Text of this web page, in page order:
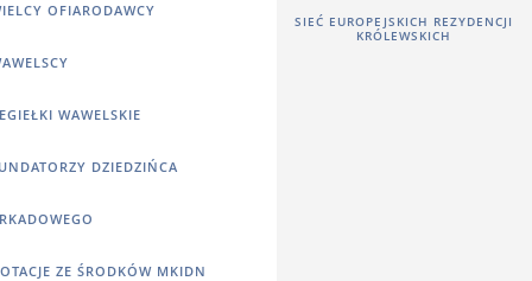
OFIARODAWCY
WAWELSKIE
DZIEDZIŃCA
ZE ŚRODKÓW MKIDN
SIEĆ EUROPEJSKICH REZYDENCJI
KRÓLEWSKICH